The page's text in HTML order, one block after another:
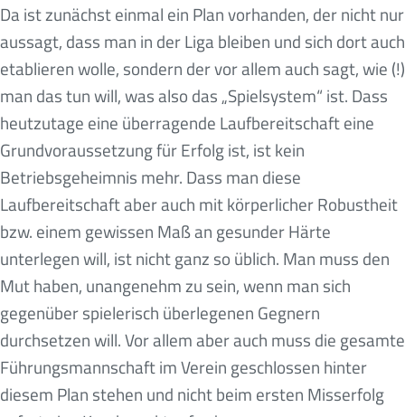
Da ist zunächst einmal ein Plan vorhanden, der nicht nur
aussagt, dass man in der Liga bleiben und sich dort auch
etablieren wolle, sondern der vor allem auch sagt, wie (!)
man das tun will, was also das „Spielsystem“ ist. Dass
heutzutage eine überragende Laufbereitschaft eine
Grundvoraussetzung für Erfolg ist, ist kein
Betriebsgeheimnis mehr. Dass man diese
Laufbereitschaft aber auch mit körperlicher Robustheit
bzw. einem gewissen Maß an gesunder Härte
unterlegen will, ist nicht ganz so üblich. Man muss den
Mut haben, unangenehm zu sein, wenn man sich
gegenüber spielerisch überlegenen Gegnern
durchsetzen will. Vor allem aber auch muss die gesamte
Führungsmannschaft im Verein geschlossen hinter
diesem Plan stehen und nicht beim ersten Misserfolg